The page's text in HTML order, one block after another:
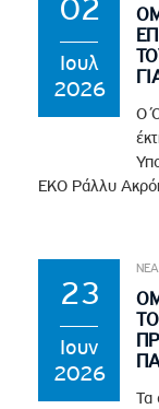
02
Ιουλ
2026
Ο
EKO Ράλλυ
23
Ιουν
2026
ΝΕΑ
Τα